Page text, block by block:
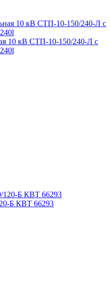
10 кВ СТП-10-150/240-Л с
Б КВТ 66293